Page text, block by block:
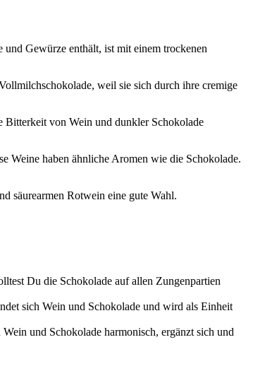
Gewürze enthält, ist mit einem trockenen
weil sie sich durch ihre cremige
Bitterkeit von Wein und dunkler Schokolade
Weine haben ähnliche Aromen wie die Schokolade.
säurearmen Rotwein eine gute Wahl.
Du die Schokolade auf allen Zungenpartien
sich Wein und Schokolade und wird als Einheit
und Schokolade harmonisch, ergänzt sich und